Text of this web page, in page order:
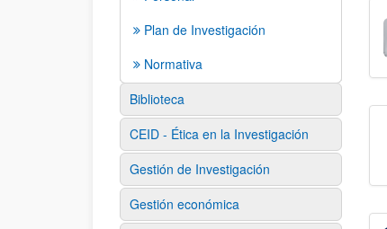
Plan de Investigación
Normativa
Biblioteca
CEID - Ética en la Investigación
Gestión de Investigación
Gestión económica